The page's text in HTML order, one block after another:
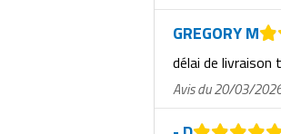
GREGORY M
délai de livraison
Avis du 20/03/